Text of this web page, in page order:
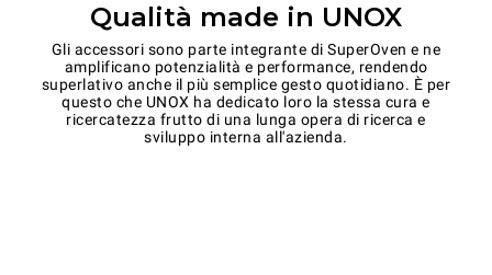
Qualità made in UNOX
Gli accessori sono parte integrante di SuperOven e ne
amplificano potenzialità e performance, rendendo
superlativo anche il più semplice gesto quotidiano. È per
questo che UNOX ha dedicato loro la stessa cura e
ricercatezza frutto di una lunga opera di ricerca e
sviluppo interna all'azienda.